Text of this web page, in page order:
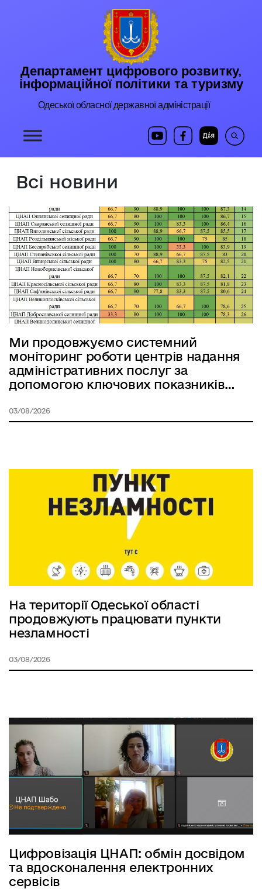
Департамент цифрового розвитку,
інформаційної політики та туризму
Одеської обласної державної адміністрації
Всі новини
Ми продовжуємо системний
моніторинг роботи центрів надання
адміністративних послуг за
допомогою ключових показників
03/08/2026
На території Одеської області
продовжують працювати пункти
незламності
03/08/2026
Цифровізація ЦНАП: обмін досвідом
та вдосконалення електронних
сервісів